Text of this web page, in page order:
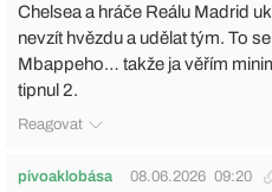
Chelsea a hráče Reálu Madrid
nevzít hvězdu a udělat tým. To
Mbappeho… takže ja věřím
tipnul 2.
Reagovat
pivoaklobása 08.06.2026 09:20